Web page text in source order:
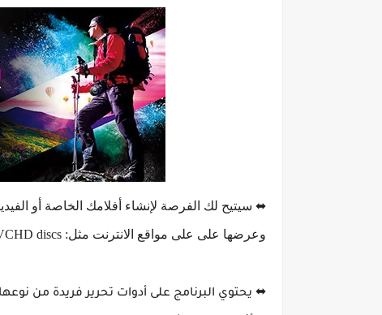
⬌ سيتيح لك الفرصة لإنشاء أفلامك الخاصة أو
وعرضها على على مواقع الانترنت مثل: youtube, ipods, PSPs, DVDs, Blu-ray,AVCHD discs.
⬌ يحتوي البرنامج على أدوات تحرير فريدة من